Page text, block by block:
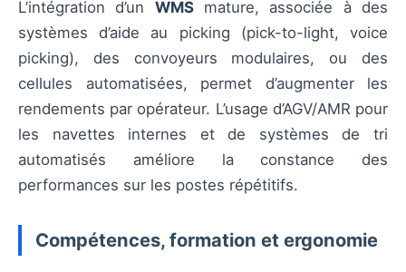
L’intégration d’un WMSmature, associée à des
systèmes d’aide au picking (pick-to-light, voice
picking), des convoyeurs modulaires, ou des
cellules automatisées, permet d’augmenter les
rendements par opérateur. L’usage d’AGV/AMR pour
les navettes internes et de systèmes de tri
automatisés améliore la constance des
performances sur les postes répétitifs.
Compétences, formation et ergonomie